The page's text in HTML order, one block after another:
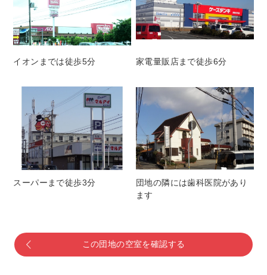
イオンまでは徒歩5分 家電量販店まで徒歩6分
スーパーまで徒歩3分
団地の隣には歯科医院があり
ます
この団地の空室を確認する